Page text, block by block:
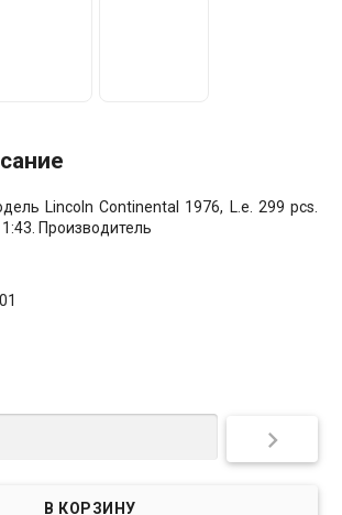
Lincoln Continental 1976, L.e. 299 pcs.
Производитель
